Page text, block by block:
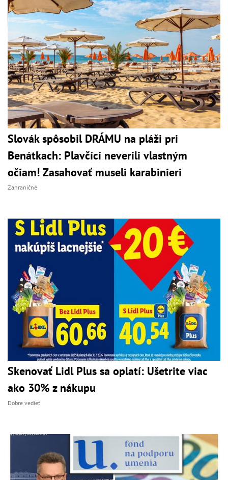
Slovák spôsobil DRÁMU na pláži pri
Benátkach: Plavčíci neverili vlastným
očiam! Zasahovať museli karabinieri
Zahraničné
Skenovať Lidl Plus sa oplatí: Ušetrite viac
ako 30% z nákupu
Dobre vedieť